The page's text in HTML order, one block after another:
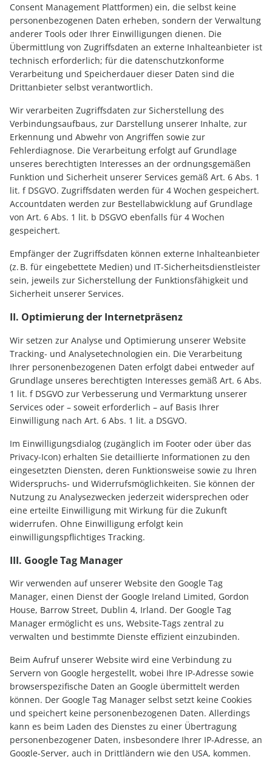
Consent Management Plattformen) ein, die selbst keine
personenbezogenen Daten erheben, sondern der Verwaltung
anderer Tools oder Ihrer Einwilligungen dienen. Die
Übermittlung von Zugriffsdaten an externe Inhalteanbieter ist
technisch erforderlich; für die datenschutzkonforme
Verarbeitung und Speicherdauer dieser Daten sind die
Drittanbieter selbst verantwortlich.
Wir verarbeiten Zugriffsdaten zur Sicherstellung des
Verbindungsaufbaus, zur Darstellung unserer Inhalte, zur
Erkennung und Abwehr von Angriffen sowie zur
Fehlerdiagnose. Die Verarbeitung erfolgt auf Grundlage
unseres berechtigten Interesses an der ordnungsgemäßen
Funktion und Sicherheit unserer Services gemäß Art. 6 Abs. 1
lit. f DSGVO. Zugriffsdaten werden für 4 Wochen gespeichert.
Accountdaten werden zur Bestellabwicklung auf Grundlage
von Art. 6 Abs. 1 lit. b DSGVO ebenfalls für 4 Wochen
gespeichert.
Empfänger der Zugriffsdaten können externe Inhalteanbieter
(z. B. für eingebettete Medien) und IT-Sicherheitsdienstleister
sein, jeweils zur Sicherstellung der Funktionsfähigkeit und
Sicherheit unserer Services.
II. Optimierung der Internetpräsenz
Wir setzen zur Analyse und Optimierung unserer Website
Tracking- und Analysetechnologien ein. Die Verarbeitung
Ihrer personenbezogenen Daten erfolgt dabei entweder auf
Grundlage unseres berechtigten Interesses gemäß Art. 6 Abs.
1 lit. f DSGVO zur Verbesserung und Vermarktung unserer
Services oder – soweit erforderlich – auf Basis Ihrer
Einwilligung nach Art. 6 Abs. 1 lit. a DSGVO.
Im Einwilligungsdialog (zugänglich im Footer oder über das
Privacy-Icon) erhalten Sie detaillierte Informationen zu den
eingesetzten Diensten, deren Funktionsweise sowie zu Ihren
Widerspruchs- und Widerrufsmöglichkeiten. Sie können der
Nutzung zu Analysezwecken jederzeit widersprechen oder
eine erteilte Einwilligung mit Wirkung für die Zukunft
widerrufen. Ohne Einwilligung erfolgt kein
einwilligungspflichtiges Tracking.
III. Google Tag Manager
Wir verwenden auf unserer Website den Google Tag
Manager, einen Dienst der Google Ireland Limited, Gordon
House, Barrow Street, Dublin 4, Irland. Der Google Tag
Manager ermöglicht es uns, Website-Tags zentral zu
verwalten und bestimmte Dienste effizient einzubinden.
Beim Aufruf unserer Website wird eine Verbindung zu
Servern von Google hergestellt, wobei Ihre IP-Adresse sowie
browserspezifische Daten an Google übermittelt werden
können. Der Google Tag Manager selbst setzt keine Cookies
und speichert keine personenbezogenen Daten. Allerdings
kann es beim Laden des Dienstes zu einer Übertragung
personenbezogener Daten, insbesondere Ihrer IP-Adresse, an
Google-Server, auch in Drittländern wie den USA, kommen.